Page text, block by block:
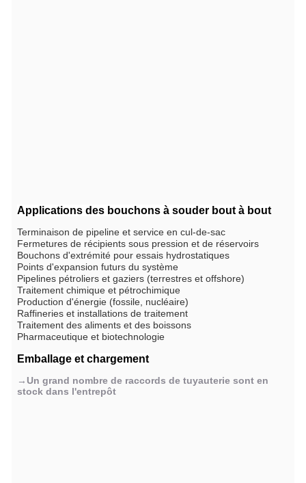
Applications des bouchons à souder bout à bout
Terminaison de pipeline et service en cul-de-sac
Fermetures de récipients sous pression et de réservoirs
Bouchons d'extrémité pour essais hydrostatiques
Points d'expansion futurs du système
Pipelines pétroliers et gaziers (terrestres et offshore)
Traitement chimique et pétrochimique
Production d'énergie (fossile, nucléaire)
Raffineries et installations de traitement
Traitement des aliments et des boissons
Pharmaceutique et biotechnologie
Emballage et chargement
→Un grand nombre de raccords de tuyauterie sont en
stock dans l'entrepôt